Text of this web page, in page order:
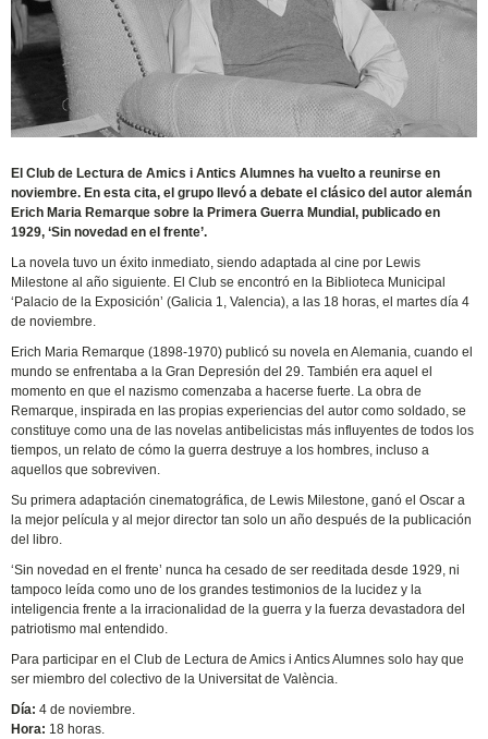
El Club de Lectura de Amics i Antics Alumnes ha vuelto a reunirse en
noviembre. En esta cita, el grupo llevó a debate el clásico del autor alemán
Erich Maria Remarque sobre la Primera Guerra Mundial, publicado en
1929, ‘Sin novedad en el frente’.
La novela tuvo un éxito inmediato, siendo adaptada al cine por Lewis
Milestone al año siguiente. El Club se encontró en la Biblioteca Municipal
‘Palacio de la Exposición’ (Galicia 1, Valencia), a las 18 horas, el martes día 4
de noviembre.
Erich Maria Remarque (1898-1970) publicó su novela en Alemania, cuando el
mundo se enfrentaba a la Gran Depresión del 29. También era aquel el
momento en que el nazismo comenzaba a hacerse fuerte. La obra de
Remarque, inspirada en las propias experiencias del autor como soldado, se
constituye como una de las novelas antibelicistas más influyentes de todos los
tiempos, un relato de cómo la guerra destruye a los hombres, incluso a
aquellos que sobreviven.
Su primera adaptación cinematográfica, de Lewis Milestone, ganó el Oscar a
la mejor película y al mejor director tan solo un año después de la publicación
del libro.
‘Sin novedad en el frente’ nunca ha cesado de ser reeditada desde 1929, ni
tampoco leída como uno de los grandes testimonios de la lucidez y la
inteligencia frente a la irracionalidad de la guerra y la fuerza devastadora del
patriotismo mal entendido.
Para participar en el Club de Lectura de Amics i Antics Alumnes solo hay que
ser miembro del colectivo de la Universitat de València.
Día: 4 de noviembre.
Hora: 18 horas.